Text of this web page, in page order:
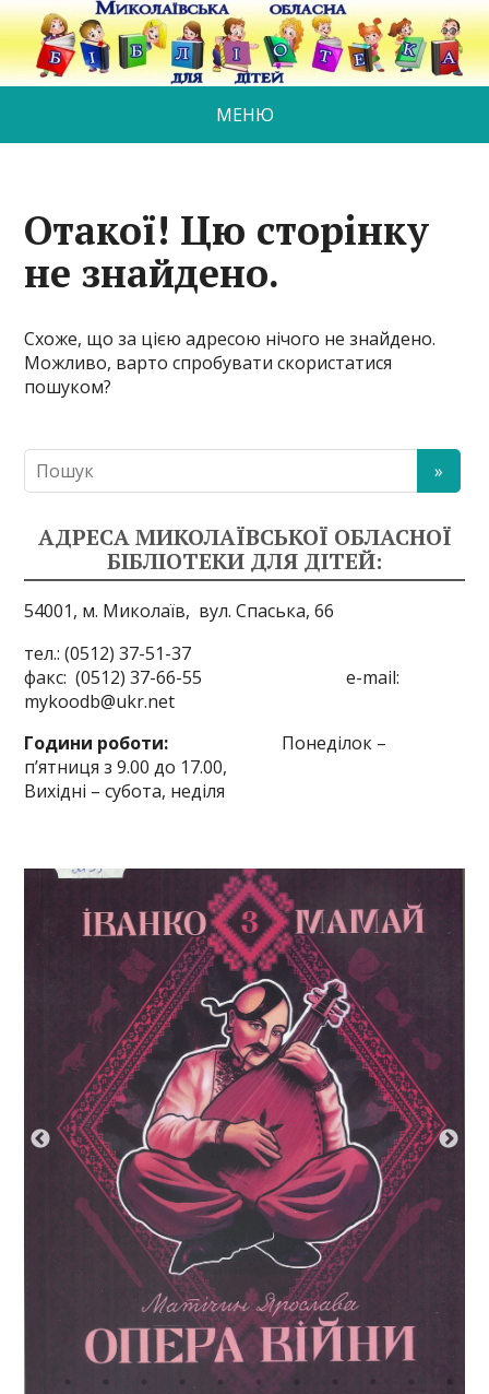
МЕНЮ
Отакої! Цю сторінку
не знайдено.
Схоже, що за цією адресою нічого не знайдено.
Можливо, варто спробувати скористатися
пошуком?
АДРЕСА МИКОЛАЇВСЬКОЇ ОБЛАСНОЇ
БІБЛІОТЕКИ ДЛЯ ДІТЕЙ:
54001, м. Миколаїв, вул. Спаська, 66
тел.: (0512) 37-51-37
факс: (0512) 37-66-55 e-mail:
mykoodb@ukr.net
Години роботи: Понеділок –
п’ятниця з 9.00 до 17.00,
Вихідні – субота, неділя